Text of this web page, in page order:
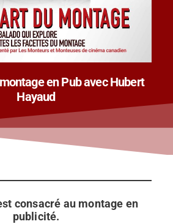
en Pub avec Hubert
Hayaud
consacré au montage en
publicité.